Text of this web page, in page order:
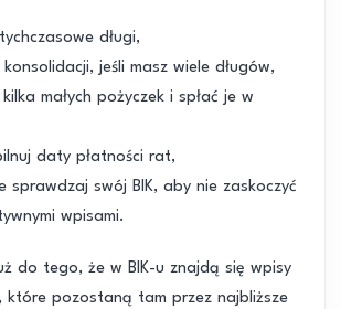
długi,
jeśli masz wiele długów,
małych pożyczek i spłać je w
daty płatności rat,
sprawdzaj swój BIK, aby nie zaskoczyć
wpisami.
do tego, że w BIK-u znajdą się wpisy
które pozostaną tam przez najbliższe